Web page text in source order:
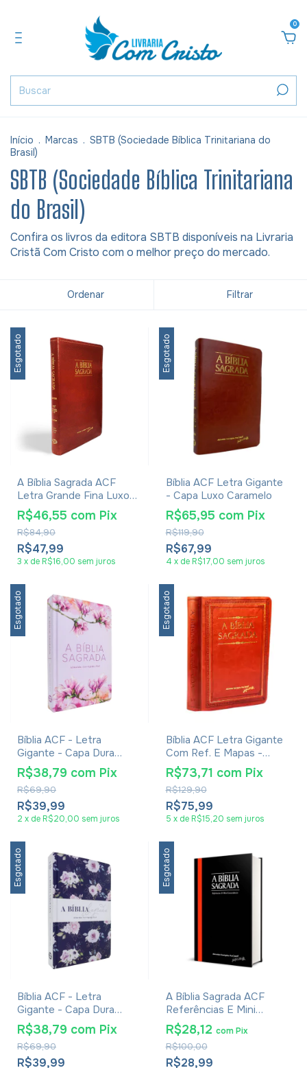
0
Início . Marcas . SBTB (Sociedade Bíblica Trinitariana do
Brasil)
SBTB (Sociedade Bíblica Trinitariana
do Brasil)
Confira os livros da editora SBTB disponíveis na Livraria
Cristã Com Cristo com o melhor preço do mercado.
Ordenar Filtrar
Esgotado
A Bíblia Sagrada ACF
Letra Grande Fina Luxo
Caramelo
R$47,99
R$84,90
R$46,55 com Pix
3 x de R$16,00 sem juros
Esgotado
Bíblia ACF Letra Gigante
- Capa Luxo Caramelo
R$67,99
R$119,90
R$65,95 com Pix
4 x de R$17,00 sem juros
Esgotado
Bíblia ACF - Letra
Gigante - Capa Dura
Magnolia
R$39,99
R$69,90
R$38,79 com Pix
2 x de R$20,00 sem juros
Esgotado
Bíblia ACF Letra Gigante
Com Ref. E Mapas -
Marrom
R$75,99
R$129,90
R$73,71 com Pix
5 x de R$15,20 sem juros
Esgotado
Bíblia ACF - Letra
Gigante - Capa Dura
Violeta
R$39,99
R$69,90
R$38,79 com Pix
Esgotado
A Bíblia Sagrada ACF
Referências E Mini
Concordância Preta
R$28,99
R$100,00
R$28,12 com Pix